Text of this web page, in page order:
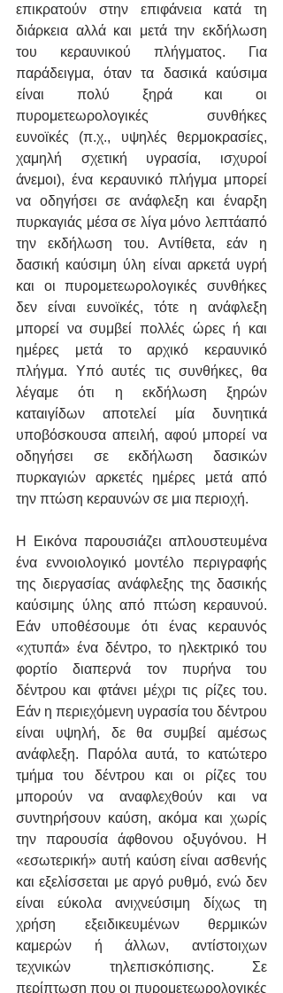
επικρατούν στην επιφάνεια κατά τη
διάρκεια αλλά και μετά την εκδήλωση
του κεραυνικού πλήγματος. Για
παράδειγμα, όταν τα δασικά καύσιμα
είναι πολύ ξηρά και οι
πυρομετεωρολογικές συνθήκες
ευνοϊκές (π.χ., υψηλές θερμοκρασίες,
χαμηλή σχετική υγρασία, ισχυροί
άνεμοι), ένα κεραυνικό πλήγμα μπορεί
να οδηγήσει σε ανάφλεξη και έναρξη
πυρκαγιάς μέσα σε λίγα μόνο λεπτάαπό
την εκδήλωση του. Αντίθετα, εάν η
δασική καύσιμη ύλη είναι αρκετά υγρή
και οι πυρομετεωρολογικές συνθήκες
δεν είναι ευνοϊκές, τότε η ανάφλεξη
μπορεί να συμβεί πολλές ώρες ή και
ημέρες μετά το αρχικό κεραυνικό
πλήγμα. Υπό αυτές τις συνθήκες, θα
λέγαμε ότι η εκδήλωση ξηρών
καταιγίδων αποτελεί μία δυνητικά
υποβόσκουσα απειλή, αφού μπορεί να
οδηγήσει σε εκδήλωση δασικών
πυρκαγιών αρκετές ημέρες μετά από
την πτώση κεραυνών σε μια περιοχή.
Η Εικόνα παρουσιάζει απλουστευμένα
ένα εννοιολογικό μοντέλο περιγραφής
της διεργασίας ανάφλεξης της δασικής
καύσιμης ύλης από πτώση κεραυνού.
Εάν υποθέσουμε ότι ένας κεραυνός
«χτυπά» ένα δέντρο, το ηλεκτρικό του
φορτίο διαπερνά τον πυρήνα του
δέντρου και φτάνει μέχρι τις ρίζες του.
Εάν η περιεχόμενη υγρασία του δέντρου
είναι υψηλή, δε θα συμβεί αμέσως
ανάφλεξη. Παρόλα αυτά, το κατώτερο
τμήμα του δέντρου και οι ρίζες του
μπορούν να αναφλεχθούν και να
συντηρήσουν καύση, ακόμα και χωρίς
την παρουσία άφθονου οξυγόνου. Η
«εσωτερική» αυτή καύση είναι ασθενής
και εξελίσσεται με αργό ρυθμό, ενώ δεν
είναι εύκολα ανιχνεύσιμη δίχως τη
χρήση εξειδικευμένων θερμικών
καμερών ή άλλων, αντίστοιχων
τεχνικών τηλεπισκόπισης. Σε
περίπτωση που οι πυρομετεωρολογικές